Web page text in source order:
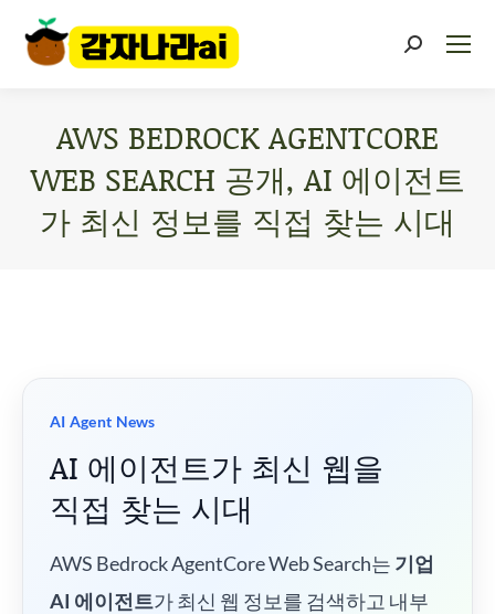
AWS BEDROCK AGENTCORE
WEB SEARCH 공개, AI 에이전트
가 최신 정보를 직접 찾는 시대
AI Agent News
AI 에이전트가 최신 웹을
직접 찾는 시대
AWS Bedrock AgentCore Web Search는 기업
AI 에이전트가 최신 웹 정보를 검색하고 내부